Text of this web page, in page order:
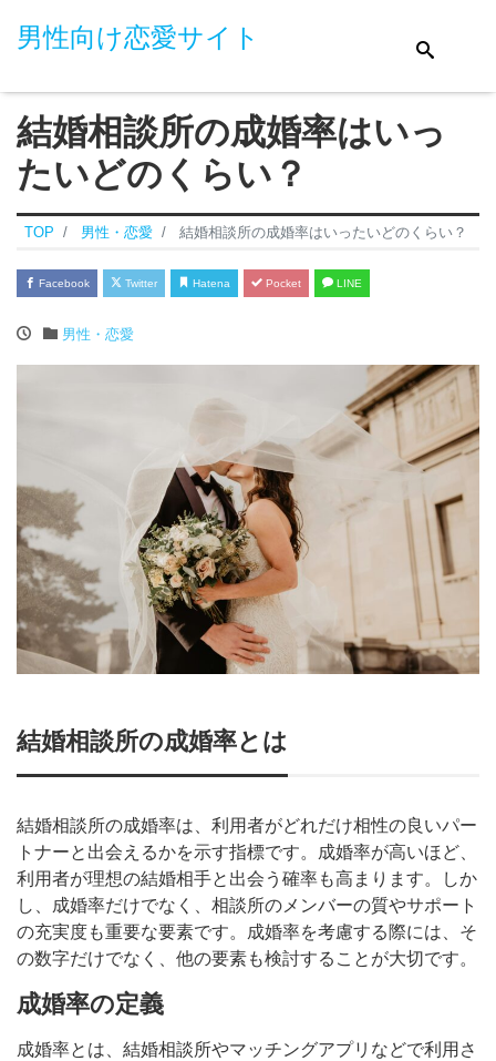
男性向け恋愛サイト
結婚相談所の成婚率はいっ
たいどのくらい？
TOP 男性・恋愛 結婚相談所の成婚率はいったいどのくらい？
Facebook Twitter Hatena Pocket LINE
男性・恋愛
結婚相談所の成婚率とは
結婚相談所の成婚率は、利用者がどれだけ相性の良いパー
トナーと出会えるかを示す指標です。成婚率が高いほど、
利用者が理想の結婚相手と出会う確率も高まります。しか
し、成婚率だけでなく、相談所のメンバーの質やサポート
の充実度も重要な要素です。成婚率を考慮する際には、そ
の数字だけでなく、他の要素も検討することが大切です。
成婚率の定義
成婚率とは、結婚相談所やマッチングアプリなどで利用さ